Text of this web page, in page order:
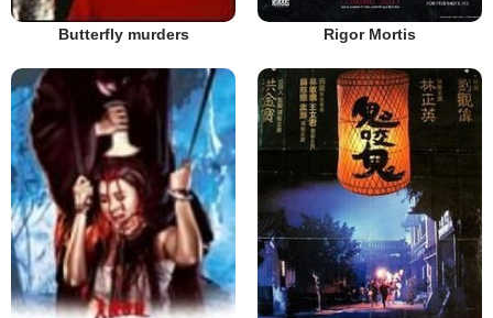
Butterfly murders Rigor Mortis